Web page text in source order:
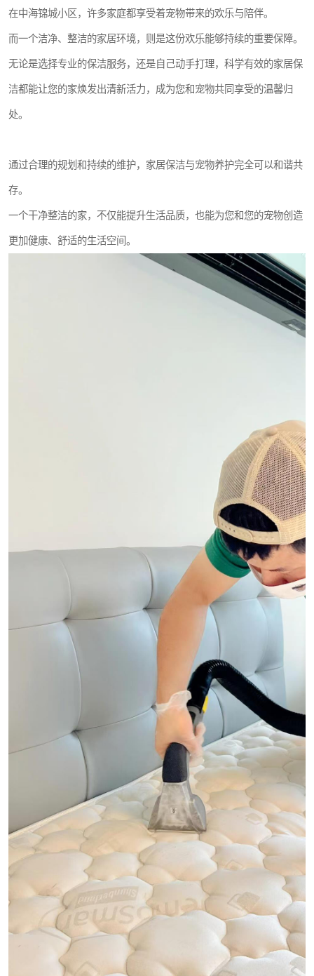
在中海锦城小区，许多家庭都享受着宠物带来的欢乐与陪伴。
而一个洁净、整洁的家居环境，则是这份欢乐能够持续的重要保障。
无论是选择专业的保洁服务，还是自己动手打理，科学有效的家居保
洁都能让您的家焕发出清新活力，成为您和宠物共同享受的温馨归
处。
通过合理的规划和持续的维护，家居保洁与宠物养护完全可以和谐共
存。
一个干净整洁的家，不仅能提升生活品质，也能为您和您的宠物创造
更加健康、舒适的生活空间。